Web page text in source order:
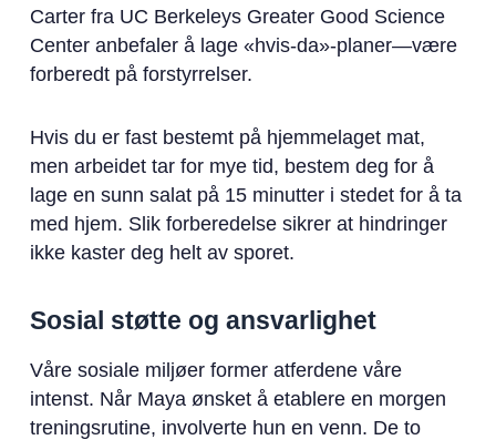
Carter fra UC Berkeleys Greater Good Science
Center anbefaler å lage «hvis-da»-planer—være
forberedt på forstyrrelser.
Hvis du er fast bestemt på hjemmelaget mat,
men arbeidet tar for mye tid, bestem deg for å
lage en sunn salat på 15 minutter i stedet for å ta
med hjem. Slik forberedelse sikrer at hindringer
ikke kaster deg helt av sporet.
Sosial støtte og ansvarlighet
Våre sosiale miljøer former atferdene våre
intenst. Når Maya ønsket å etablere en morgen
treningsrutine, involverte hun en venn. De to